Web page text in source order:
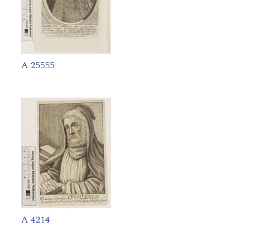
A 25555
A 4214